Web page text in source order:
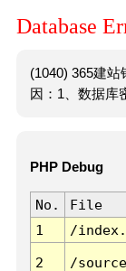
Database
(1040) 365建
因：1、数据库
PHP Debug
No. File
1
/
2 /